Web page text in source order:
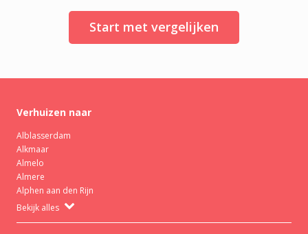
Start met vergelijken
Verhuizen naar
Alblasserdam
Alkmaar
Almelo
Almere
Alphen aan den Rijn
Bekijk alles